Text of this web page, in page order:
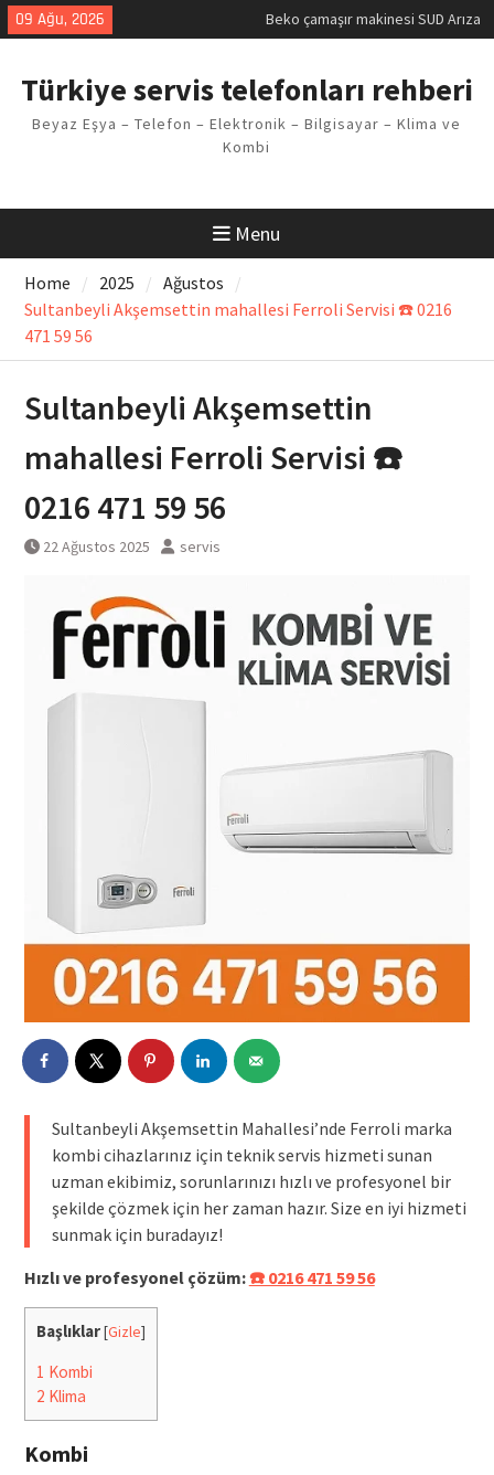
Skip
to
09 Ağu, 2026
Beko çamaşır makinesi SUD Arıza
Kodu
Kodu
Arızası Çözümü
E02 Arıza Kodu Regal kombi
Viessmann kombi F3 Hatası
Çözüm Yöntemleri
Türkiye servis telefonları rehberi
Beyaz Eşya – Telefon – Elektronik – Bilgisayar – Klima ve
Kombi
Menu
Home 2025
Ağustos
Sultanbeyli Akşemsettin mahallesi Ferroli Servisi ☎️ 0216
471 59 56
Sultanbeyli Akşemsettin
mahallesi Ferroli Servisi ☎️
0216 471 59 56
22 Ağustos 2025 servis
Sultanbeyli Akşemsettin Mahallesi’nde Ferroli marka
kombi cihazlarınız için teknik servis hizmeti sunan
uzman ekibimiz, sorunlarınızı hızlı ve profesyonel bir
şekilde çözmek için her zaman hazır. Size en iyi hizmeti
sunmak için buradayız!
Hızlı ve profesyonel çözüm:☎️ 0216 471 59 56
Başlıklar[Gizle]
1 Kombi
2 Klima
Kombi